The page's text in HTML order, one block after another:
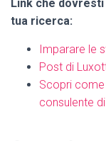
Link che
tua ricerca:
Imparare le
Post di
Scopri
consulente